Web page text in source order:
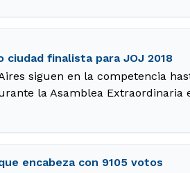
ciudad finalista para JOJ 2018
siguen en la competencia
la Asamblea Extraordinaria
encabeza con 9105 votos